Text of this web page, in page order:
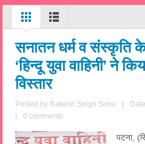
सनातन धर्म व संस्कृति
‘हिन्दू युवा वाहिनी’ ने
विस्तार
Posted by Rakesh Singh Sonu
0 comments
पटना,